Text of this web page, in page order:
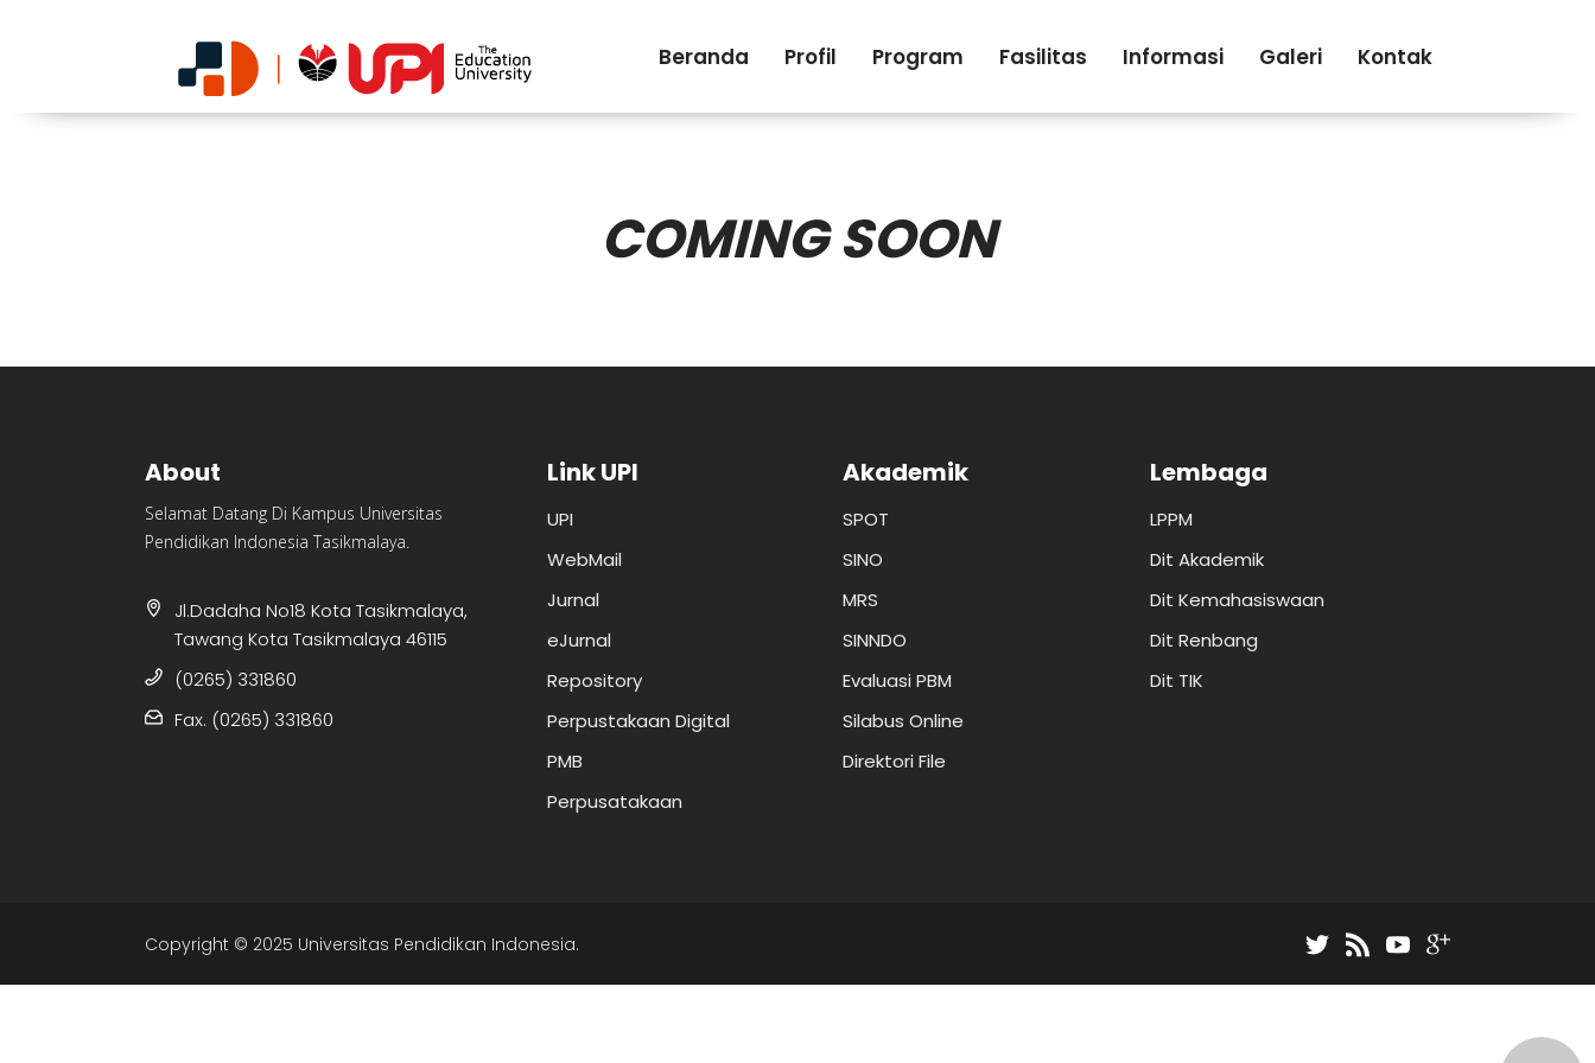
Beranda Profil Program Fasilitas Informasi Galeri Kontak
COMING SOON
About
Selamat Datang Di Kampus Universitas
Pendidikan Indonesia Tasikmalaya.
Jl.Dadaha No18 Kota Tasikmalaya,
Tawang Kota Tasikmalaya 46115
(0265) 331860
Fax. (0265) 331860
Link UPI
UPI
WebMail
Jurnal
eJurnal
Repository
Perpustakaan Digital
PMB
Perpusatakaan
Akademik
SPOT
SINO
MRS
SINNDO
Evaluasi PBM
Silabus Online
Direktori File
Lembaga
LPPM
Dit Akademik
Dit Kemahasiswaan
Dit Renbang
Dit TIK
Copyright © 2025 Universitas Pendidikan Indonesia.